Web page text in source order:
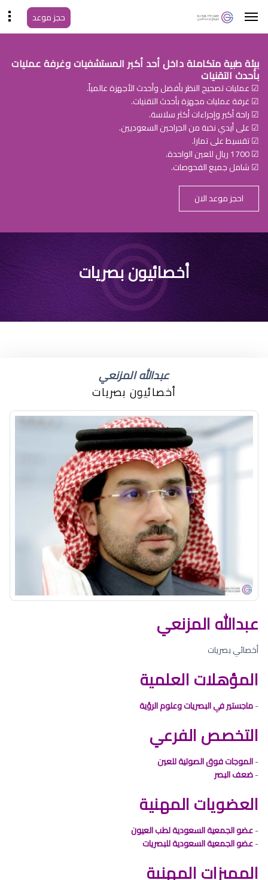
حجز موعد
بيئة طبية متكاملة داخل أحد أكبر المستشفيات وغرفة عمليات
بأحدث التقنيات
☑ عمليات تصحيح النظر بأفضل وأحدث الأجهزة عالمياً.
☑ غرفة عمليات مجهزة بأحدث التقنيات.
☑ راحة أكبر وإجراءات أكثر سلاسة.
☑ على أيدي نخبة من الجراحين السعوديين.
☑ تقسيط على تمارا.
☑ 1700 ريال للعين الواحدة.
☑ شامل جميع الفحوصات.
احجز موعد الان
تصنيف دكتور بصريات
أخصائيون بصريات
عبدالله المزنعي
أخصائيون بصريات
عبدالله المزنعي
أخصائي بصريات
المؤهلات العلمية
-ماجستير في البصريات وعلوم الرؤية
التخصص الفرعي
-الموجات فوق الصوتية للعين
-ضعف البصر
العضويات المهنية
-عضو الجمعية السعودية لطب العيون
-عضو الجمعية السعودية للبصريات
المميزات المهنية